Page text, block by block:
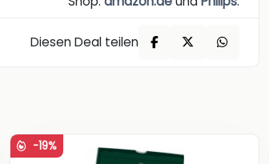
Diesen Deal teilen
-19%